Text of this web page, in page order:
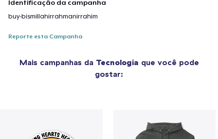
Identificação da campanha
buy-bismillahirrahmanirrahim
Reporte esta Campanha
Mais campanhas da Tecnologia que você pode
gostar: